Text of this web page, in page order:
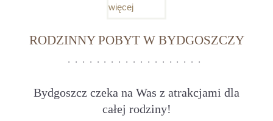
więcej
RODZINNY POBYT W BYDGOSZCZY
Bydgoszcz czeka na Was z atrakcjami dla
całej rodziny!